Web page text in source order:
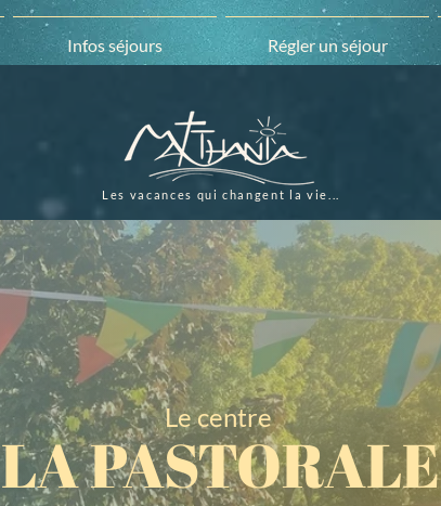
Infos séjours Régler un séjour
Les vacances qui changent la vie...
Le centre
LA PASTORALE